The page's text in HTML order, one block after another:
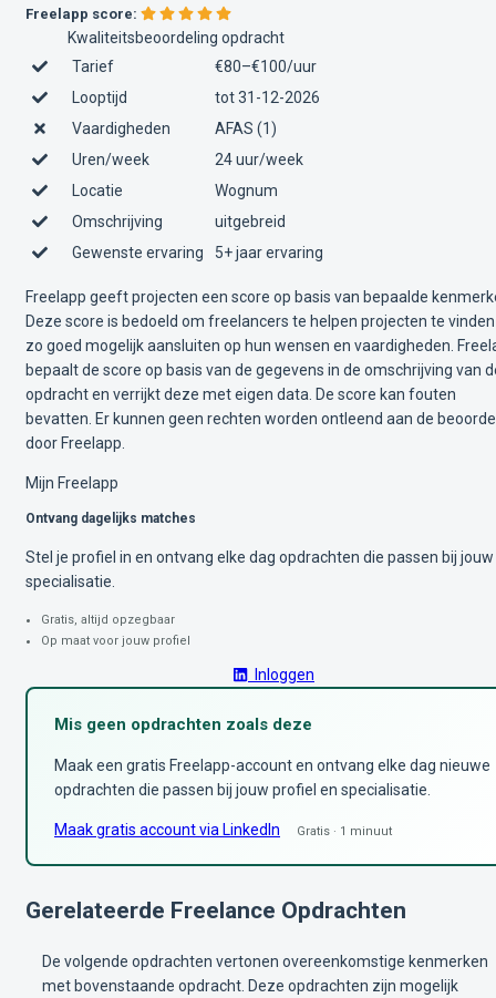
Freelapp score:
Kwaliteitsbeoordeling opdracht
Tarief
€80–€100/uur
Looptijd
tot 31-12-2026
Vaardigheden
AFAS (1)
Uren/week
24 uur/week
Locatie
Wognum
Omschrijving
uitgebreid
Gewenste ervaring
5+ jaar ervaring
Freelapp geeft projecten een score op basis van bepaalde
Deze score is bedoeld om freelancers te helpen projecten te
zo goed mogelijk aansluiten op hun wensen en vaardigheden.
bepaalt de score op basis van de gegevens in de omschrijving van
opdracht en verrijkt deze met eigen data. De score kan fouten
bevatten. Er kunnen geen rechten worden ontleend aan de
door Freelapp.
Mijn Freelapp
Ontvang dagelijks matches
Stel je profiel in en ontvang elke dag opdrachten die passen bij jouw
specialisatie.
Gratis, altijd opzegbaar
Op maat voor jouw profiel
Inloggen
Mis geen opdrachten zoals deze
Maak een gratis Freelapp-account en ontvang elke dag nieuwe
opdrachten die passen bij jouw profiel en specialisatie.
Maak gratis account via LinkedIn Gratis · 1 minuut
Gerelateerde Freelance Opdrachten
De volgende opdrachten vertonen overeenkomstige kenmerken
met bovenstaande opdracht. Deze opdrachten zijn mogelijk